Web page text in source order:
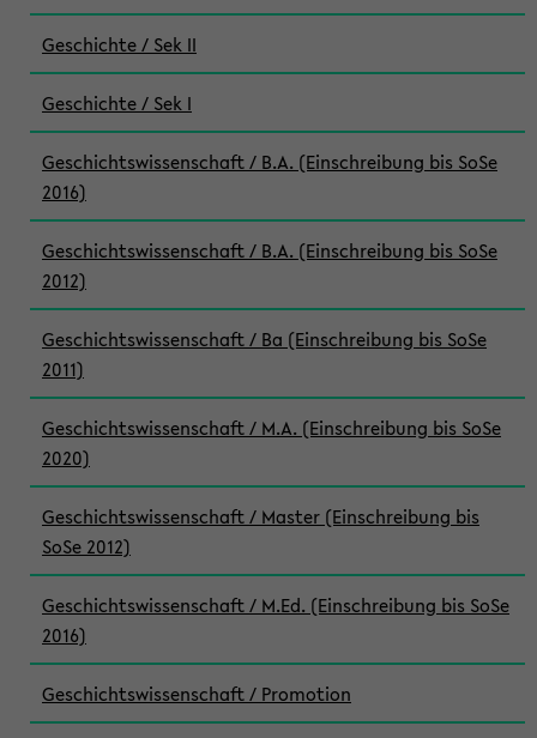
Geschichte / Sek II
Geschichte / Sek I
Geschichtswissenschaft / B.A. (Einschreibung bis SoSe
2016)
Geschichtswissenschaft / B.A. (Einschreibung bis SoSe
2012)
Geschichtswissenschaft / Ba (Einschreibung bis SoSe
2011)
Geschichtswissenschaft / M.A. (Einschreibung bis SoSe
2020)
Geschichtswissenschaft / Master (Einschreibung bis
SoSe 2012)
Geschichtswissenschaft / M.Ed. (Einschreibung bis SoSe
2016)
Geschichtswissenschaft / Promotion